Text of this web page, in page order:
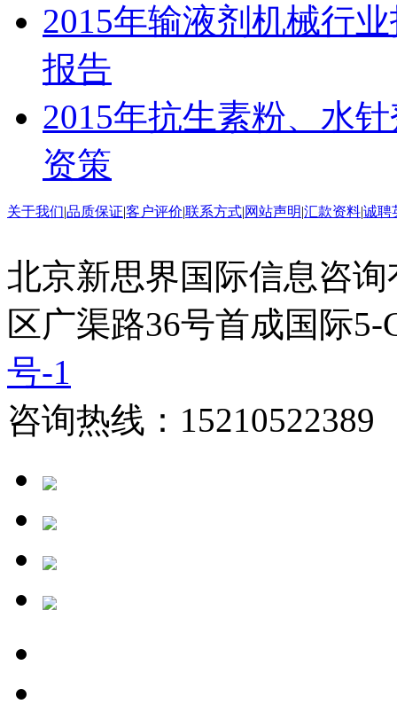
2015年输液剂机械行
报告
2015年抗生素粉、水
资策
关于我们|品质保证|客户评价|联系方式|网站声明|汇款资料|诚聘
北京新思界国际信息咨
区广渠路36号首成国际
号-1
咨询热线：